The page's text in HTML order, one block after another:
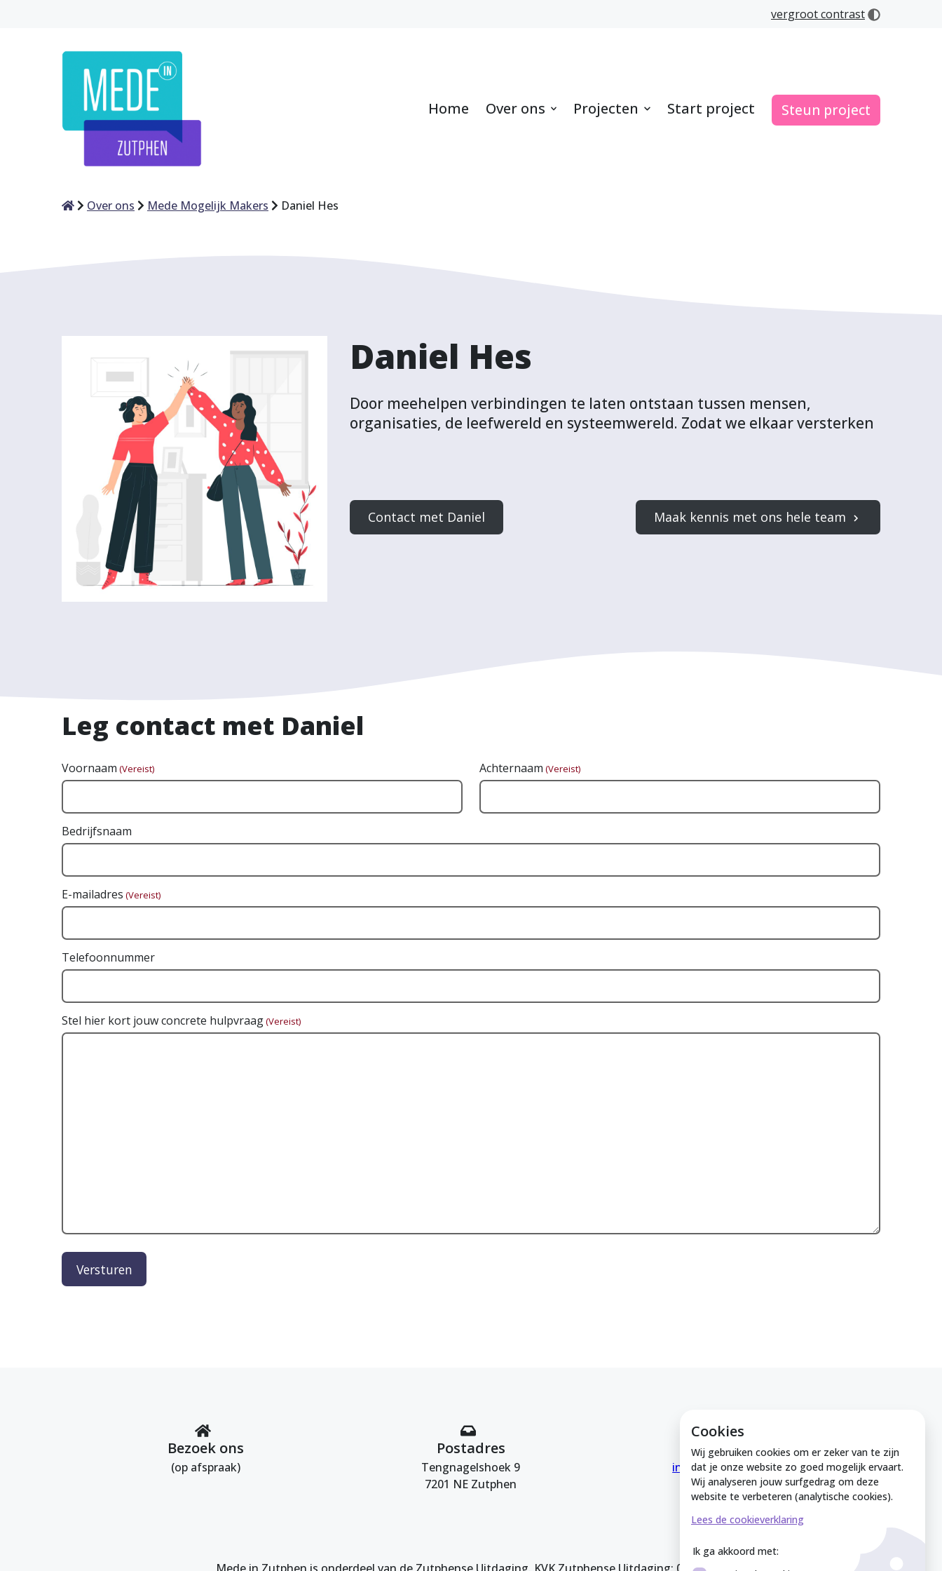
Cookies
Wij gebruiken cookies om er zeker van te zijn
dat je onze website zo goed mogelijk ervaart.
Wij analyseren jouw surfgedrag om deze
website te verbeteren (analytische cookies).
Lees de cookieverklaring
Ik ga akkoord met:
vergroot contrast
Home Over ons Projecten Start project Steun project
HomeOver ons Mede Mogelijk Makers Daniel Hes
Daniel Hes
Door meehelpen verbindingen te laten ontstaan tussen mensen,
organisaties, de leefwereld en systeemwereld. Zodat we elkaar versterken
Contact met Daniel Maak kennis met ons hele team
Leg contact met Daniel
Voornaam (Vereist) Achternaam (Vereist)
Bedrijfsnaam
E-mailadres (Vereist)
Telefoonnummer
Stel hier kort jouw concrete hulpvraag(Vereist)
Bezoek ons
(op afspraak)
Postadres
Tengnagelshoek 9
7201 NE Zutphen
E-mail ons
info@medeinzutphen.nl